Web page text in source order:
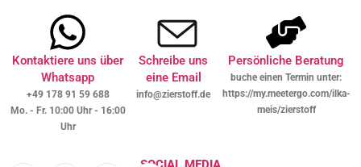
Kontaktiere uns über
Whatsapp
+49 178 91 59 688
Mo. - Fr. 10:00 Uhr - 16:00
Uhr
Schreibe uns
eine Email
info@zierstoff.de
Persönliche Beratung
buche einen Termin unter:
https://my.meetergo.com/ilka-
meis/zierstoff